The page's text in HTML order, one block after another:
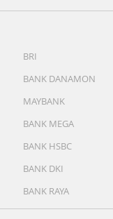
BRI
BANK DANAMON
MAYBANK
BANK MEGA
BANK HSBC
BANK DKI
BANK RAYA